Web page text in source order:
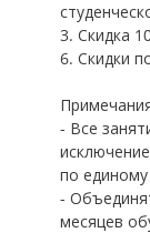
3. Скидка
6. Скидки
- Все
по
-
месяцев